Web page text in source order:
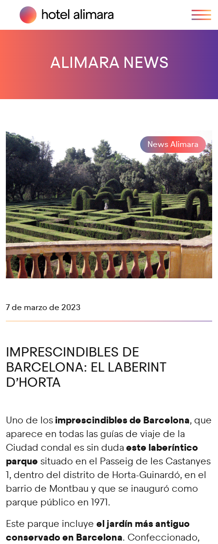
ALIMARA NEWS
News Alimara
7 de marzo de 2023
IMPRESCINDIBLES DE
BARCELONA: EL LABERINT
D’HORTA
Uno de los imprescindibles de Barcelona, que
aparece en todas las guías de viaje de la
Ciudad condal es sin duda este laberíntico
parque situado en el Passeig de les Castanyes
1, dentro del distrito de Horta-Guinardó, en el
barrio de Montbau y que se inauguró como
parque público en 1971.
Este parque incluye el jardín más antiguo
conservado en Barcelona. Confeccionado,